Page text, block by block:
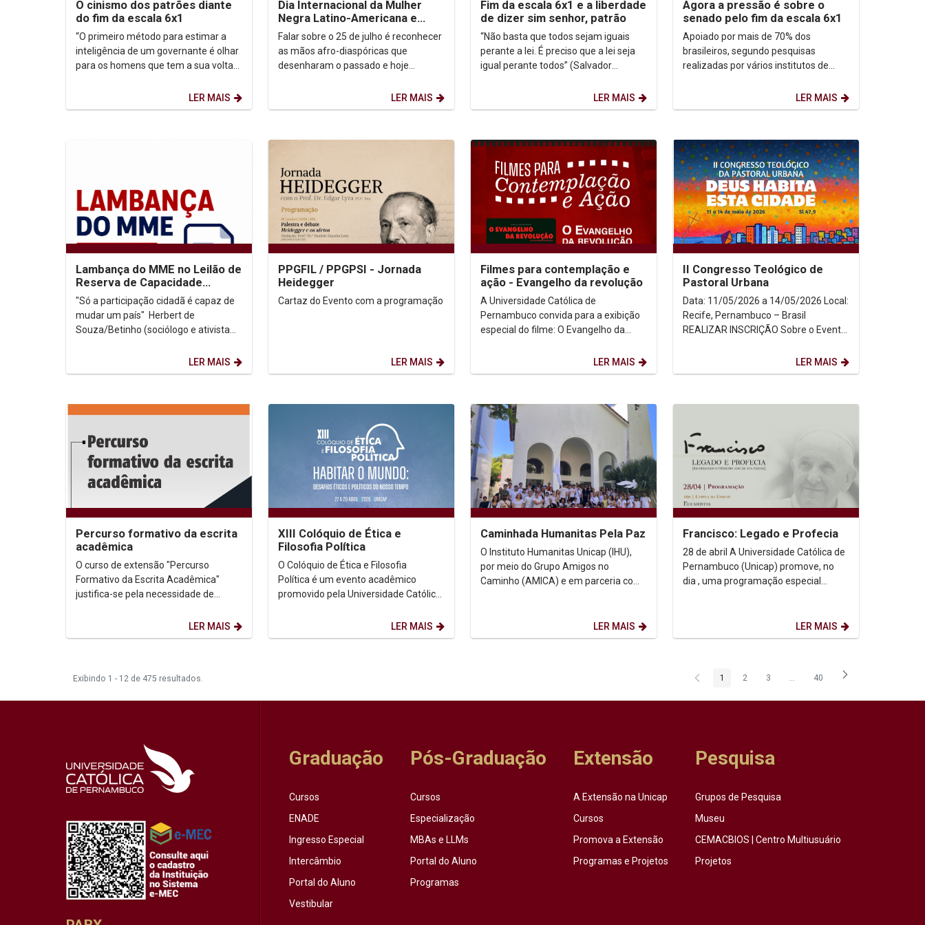
O cinismo dos patrões diante
do fim da escala 6x1
“O primeiro método para estimar a
inteligência de um governante é olhar
para os homens que tem a sua volta”.
LER MAIS
Dia Internacional da Mulher
Negra Latino-Americana e
Caribenha
Falar sobre o 25 de julho é reconhecer
as mãos afro-diaspóricas que
desenharam o passado e hoje
LER MAIS
Fim da escala 6x1 e a liberdade
de dizer sim senhor, patrão
“Não basta que todos sejam iguais
perante a lei. É preciso que a lei seja
igual perante todos” (Salvador
LER MAIS
Agora a pressão é sobre o
senado pelo fim da escala 6x1
Apoiado por mais de 70% dos
brasileiros, segundo pesquisas
realizadas por vários institutos de
LER MAIS
Lambança do MME no Leilão de
Reserva de Capacidade
(LRCap)
"Só a participação cidadã é capaz de
mudar um país" Herbert de
Souza/Betinho (sociólogo e ativista
LER MAIS
PPGFIL / PPGPSI - Jornada
Heidegger
Cartaz do Evento com a programação
LER MAIS
Filmes para contemplação e
ação - Evangelho da revolução
A Universidade Católica de
Pernambuco convida para a exibição
especial do filme: O Evangelho da
LER MAIS
II Congresso Teológico de
Pastoral Urbana
Data: 11/05/2026 a 14/05/2026 Local:
Recife, Pernambuco – Brasil
REALIZAR INSCRIÇÃO Sobre o Evento
LER MAIS
Percurso formativo da escrita
acadêmica
O curso de extensão "Percurso
Formativo da Escrita Acadêmica"
justifica-se pela necessidade de
sistematizada, progressiva e prática,...
LER MAIS
XIII Colóquio de Ética e
Filosofia Política
O Colóquio de Ética e Filosofia
Política é um evento acadêmico
promovido pela Universidade Católica
LER MAIS
Caminhada Humanitas Pela Paz
O Instituto Humanitas Unicap (IHU),
por meio do Grupo Amigos no
Caminho (AMICA) e em parceria com
LER MAIS
Francisco: Legado e Profecia
28 de abril A Universidade Católica de
Pernambuco (Unicap) promove, no
dia , uma programação especial
LER MAIS
Exibindo 1 - 12 de 475 resultados. Página
1 Página
2 Página
3 Páginas intermediárias Usar ABA
Página
40
Graduação
Cursos
ENADE
Ingresso Especial
Intercâmbio
Portal do Aluno
Vestibular
Pós-Graduação
Cursos
Especialização
MBAs e LLMs
Portal do Aluno
Programas
Extensão
A Extensão na Unicap
Cursos
Promova a Extensão
Programas e Projetos
Pesquisa
Grupos de Pesquisa
Museu
CEMACBIOS | Centro Multiusuário
Projetos